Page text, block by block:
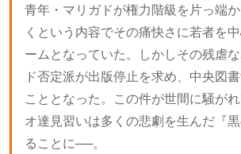
青年・マリガドが権力階級を片っ端
くという内容でその痛快さに若者を
ームとなっていた。しかしその残虐
ド否定派が出版停止を求め、中央図
こととなった。この件が世間に騒が
オ達見習いは多くの悲劇を生んだ『
ることに──。